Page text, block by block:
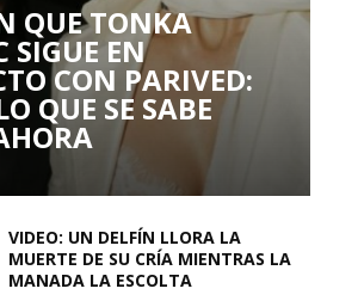
QUE TONKA
SIGUE EN
CON PARIVED:
QUE SE SABE
VIDEO: UN DELFÍN LLORA LA
MUERTE DE SU CRÍA MIENTRAS LA
MANADA LA ESCOLTA